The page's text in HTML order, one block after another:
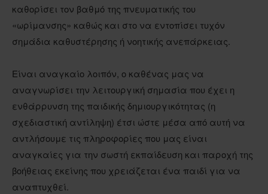
καθορίσει τον βαθμό της πνευματικής του
«ωρίμανσης» καθώς και στο να εντοπίσει τυχόν
σημάδια καθυστέρησης ή νοητικής ανεπάρκειας.
Είναι αναγκαίο λοιπόν, ο καθένας μας να
αναγνωρίσει την λειτουργική σημασία που έχει η
ενθάρρυνση της παιδικής δημιουργικότητας (η
σχεδιαστική αντίληψη) έτσι ώστε μέσα από αυτή να
αντλήσουμε τις πληροφορίες που μας είναι
αναγκαίες για την σωστή εκπαίδευση και παροχή της
βοήθειας εκείνης που χρειάζεται ένα παιδί για να
αναπτυχθεί.